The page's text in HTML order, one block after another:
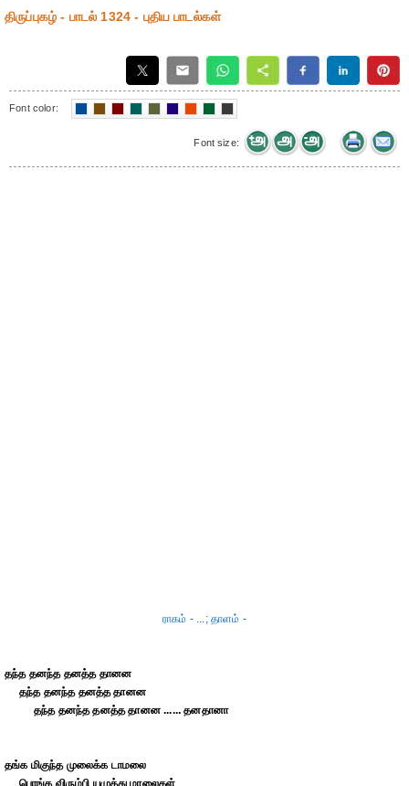
திருப்புகழ் - பாடல் 1324 - புதிய பாடல்கள்
Font color:
Font size:
ராகம் - ...; தாளம் -
தந்த தனந்த தனத்த தானன
தந்த தனந்த தனத்த தானன
தந்த தனந்த தனத்த தானன ...... தனதானா
தங்க மிகுந்த முலைக்க டாமலை
பொங்க விரும்பி யமுத்து மாலைகள்